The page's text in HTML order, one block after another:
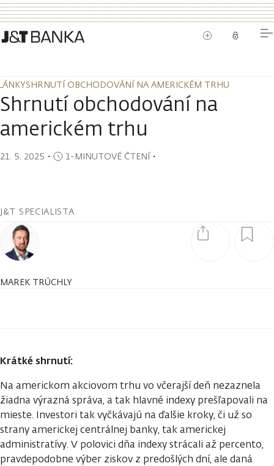
SHRNUTÍ OBCHODOVÁNÍ NA AMERICKÉM TRHU
SHRNUTÍ OBCHODOVÁNÍ NA AMERICKÉM TRHU
Shrnutí obchodování na
americkém trhu
21. 5. 2025 ・ 1-MINUTOVÉ ČTENÍ・
J&T SPECIALISTA
MAREK TRÚCHLY
Krátké shrnutí:
Na americkom akciovom trhu vo včerajší deň nezaznela
žiadna výrazná správa, a tak hlavné indexy prešľapovali na
mieste. Investori tak vyčkávajú na ďalšie kroky, či už so
strany americkej centrálnej banky, tak americkej
administratívy. V polovici dňa indexy strácali až percento,
pravdepodobne výber ziskov z predošlých dní, ale daná